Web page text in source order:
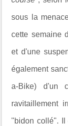
sous la
cette semaine
et d'une
également
a-Bike) d'un
ravitaillement
"bidon collé". Il